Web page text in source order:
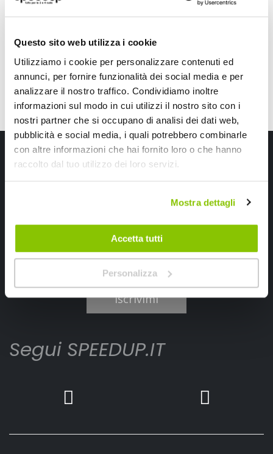
Questo sito web utilizza i cookie
Utilizziamo i cookie per personalizzare contenuti ed
annunci, per fornire funzionalità dei social media e per
analizzare il nostro traffico. Condividiamo inoltre
informazioni sul modo in cui utilizzi il nostro sito con i
nostri partner che si occupano di analisi dei dati web,
pubblicità e social media, i quali potrebbero combinarle
con altre informazioni che hai fornito loro o che hanno
raccolto dal tuo utilizzo dei loro servizi.
Mostra dettagli
Accetta tutti
Personalizza
11,85 € 12,85 €
Iscriviti alla newsletter Speedup
Ho letto e accettato il documento
Iscrivimi
Segui SPEEDUP.IT